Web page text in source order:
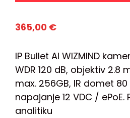
365,00 €
IP Bullet AI WIZMIND
WDR 120 dB, objektiv 2.8
max. 256GB, IR domet 80
napajanje 12 VDC /
analitiku